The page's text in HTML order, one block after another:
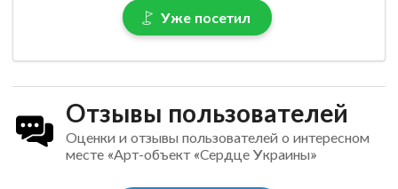
Уже посетил
Отзывы пользователей
Оценки и отзывы пользователей о интересном
месте «Арт-объект «Сердце Украины»